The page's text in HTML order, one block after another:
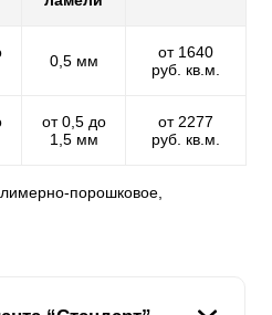
0,5 мм
от 1640
руб. кв.м.
от 0,5 до
1,5 мм
от 2277
руб. кв.м.
порошковое,